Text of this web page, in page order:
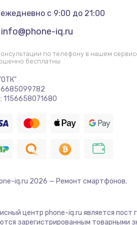
ежедневно с 9:00 до 21:00
info@phone-iq.ru
по телефону в нашем
бесплатны
6685099782
1156658071680
iq.ru 2026 — Ремонт смартфонов.
центр phone-iq.ru является
зарегистрированным товарными